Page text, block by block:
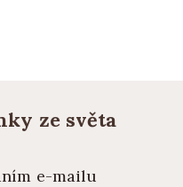
ze světa
e-mailu